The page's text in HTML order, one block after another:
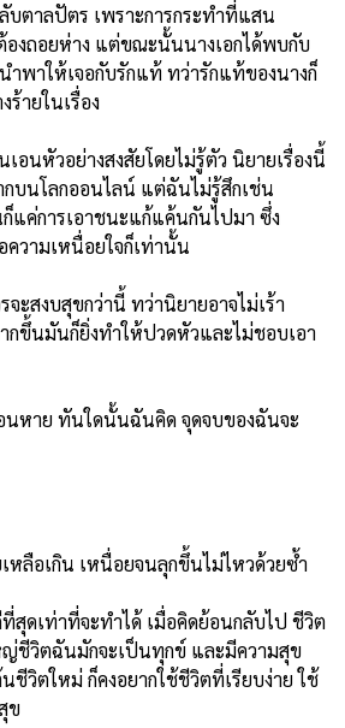
บตาลปัตร เพราะการกระทำที่แสน
องถอยห่าง แต่ขณะนั้นนางเอกได้พบกับ
พาให้เจอกับรักแท้ ทว่ารักแท้ของนางก็
ายในเรื่อง
หัวอย่างสงสัยโดยไม่รู้ตัว นิยายเรื่องนี้
บนโลกออนไลน์ แต่ฉันไม่รู้สึกเช่น
แค่การเอาชนะแก้แค้นกันไปมา ซึ่ง
วามเหนื่อยใจก็เท่านั้น
งบสุขกว่านี้ ทว่านิยายอาจไม่เร้า
กขึ้นมันก็ยิ่งทำให้ปวดหัวและไม่ชอบเอา
าย ทันใดนั้นฉันคิด จุดจบของฉันจะ
เกิน เหนื่อยจนลุกขึ้นไม่ไหวด้วยซ้ำ
เท่าที่จะทำได้ เมื่อคิดย้อนกลับไป ชีวิต
ชีวิตฉันมักจะเป็นทุกข์ และมีความสุข
ชีวิตใหม่ ก็คงอยากใช้ชีวิตที่เรียบง่าย ใช้
ข